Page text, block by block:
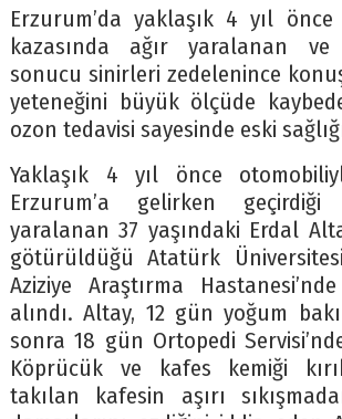
Erzurum’da yaklaşık 4 yıl
kazasında ağır yaralanan
sonucu sinirleri zedelenince
yeteneğini büyük ölçüde
ozon tedavisi sayesinde eski
Yaklaşık 4 yıl önce
Erzurum’a gelirken
yaralanan 37 yaşındaki Erdal
götürüldüğü Atatürk
Aziziye Araştırma
alındı. Altay, 12 gün yoğum
sonra 18 gün Ortopedi
Köprücük ve kafes kemiği
takılan kafesin aşırı